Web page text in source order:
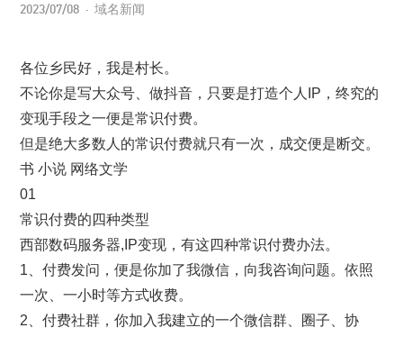
2023/07/08 域名新闻
各位乡民好，我是村长。
不论你是写大众号、做抖音，只要是打造个人IP，终究的
变现手段之一便是常识付费。
但是绝大多数人的常识付费就只有一次，成交便是断交。
书 小说 网络文学
01
常识付费的四种类型
西部数码服务器,IP变现，有这四种常识付费办法。
1、付费发问，便是你加了我微信，向我咨询问题。依照
一次、一小时等方式收费。
2、付费社群，你加入我建立的一个微信群、圈子、协